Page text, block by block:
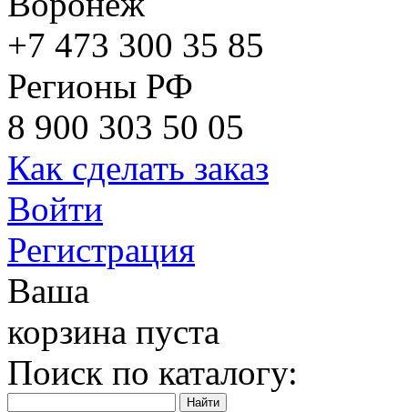
+7 473 300 35 85
Регионы РФ
8 900 303 50 05
Как сделать заказ
Войти
Регистрация
Ваша
корзина пуста
Поиск по каталогу: